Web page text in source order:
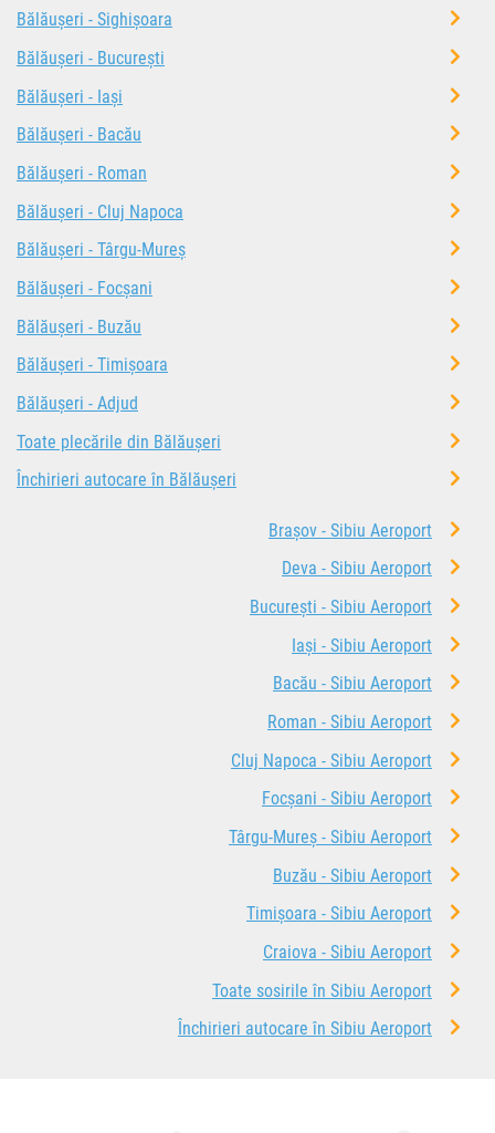
Bălăușeri - Sighișoara
Bălăușeri - București
Bălăușeri - Iași
Bălăușeri - Bacău
Bălăușeri - Roman
Bălăușeri - Cluj Napoca
Bălăușeri - Târgu-Mureș
Bălăușeri - Focșani
Bălăușeri - Buzău
Bălăușeri - Timișoara
Bălăușeri - Adjud
Toate plecările din Bălăușeri
Închirieri autocare în Bălăușeri
Brașov - Sibiu Aeroport
Deva - Sibiu Aeroport
București - Sibiu Aeroport
Iași - Sibiu Aeroport
Bacău - Sibiu Aeroport
Roman - Sibiu Aeroport
Cluj Napoca - Sibiu Aeroport
Focșani - Sibiu Aeroport
Târgu-Mureș - Sibiu Aeroport
Buzău - Sibiu Aeroport
Timișoara - Sibiu Aeroport
Craiova - Sibiu Aeroport
Toate sosirile în Sibiu Aeroport
Închirieri autocare în Sibiu Aeroport